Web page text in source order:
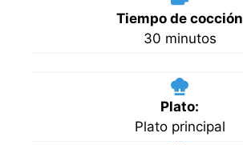
Tiempo de cocción
30minutos
minutos
Plato:
Plato principal